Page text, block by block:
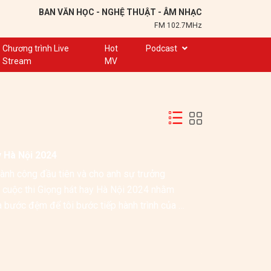
BAN VĂN HỌC - NGHỆ THUẬT - ÂM NHẠC
FM 102.7MHz
Chương trình Live
Stream
Hot
MV
Podcast
Trạm 102,7
Chuyện để kể
Đôi bạn văn chương
Hành trình sáng tạo
Nội 2024
công đầu tiên và cho anh sự trưởng
thi Giọng hát hay Hà Nội 2024 nhằm
bước đệm để tôi bước tiếp hành trình của